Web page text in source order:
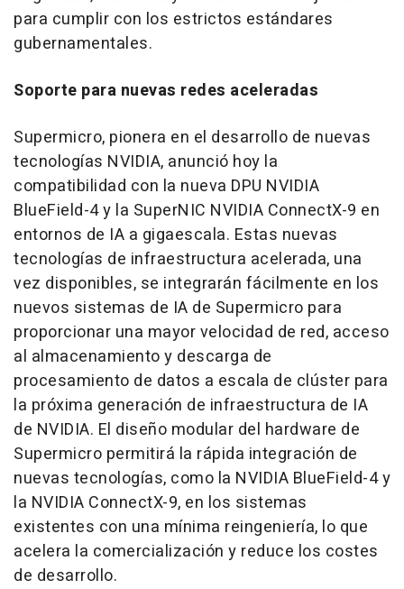
para cumplir con los estrictos estándares
gubernamentales.
Soporte para nuevas redes aceleradas
Supermicro, pionera en el desarrollo de nuevas
tecnologías NVIDIA, anunció hoy la
compatibilidad con la nueva DPU NVIDIA
BlueField-4 y la SuperNIC NVIDIA ConnectX-9 en
entornos de IA a gigaescala. Estas nuevas
tecnologías de infraestructura acelerada, una
vez disponibles, se integrarán fácilmente en los
nuevos sistemas de IA de Supermicro para
proporcionar una mayor velocidad de red, acceso
al almacenamiento y descarga de
procesamiento de datos a escala de clúster para
la próxima generación de infraestructura de IA
de NVIDIA. El diseño modular del hardware de
Supermicro permitirá la rápida integración de
nuevas tecnologías, como la NVIDIA BlueField-4 y
la NVIDIA ConnectX-9, en los sistemas
existentes con una mínima reingeniería, lo que
acelera la comercialización y reduce los costes
de desarrollo.